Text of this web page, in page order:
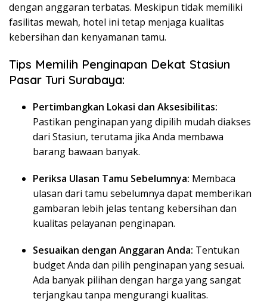
dengan anggaran terbatas. Meskipun tidak memiliki
fasilitas mewah, hotel ini tetap menjaga kualitas
kebersihan dan kenyamanan tamu.
Tips Memilih Penginapan Dekat Stasiun
Pasar Turi Surabaya:
Pertimbangkan Lokasi dan Aksesibilitas:
Pastikan penginapan yang dipilih mudah diakses
dari Stasiun, terutama jika Anda membawa
barang bawaan banyak.
Periksa Ulasan Tamu Sebelumnya: Membaca
ulasan dari tamu sebelumnya dapat memberikan
gambaran lebih jelas tentang kebersihan dan
kualitas pelayanan penginapan.
Sesuaikan dengan Anggaran Anda: Tentukan
budget Anda dan pilih penginapan yang sesuai.
Ada banyak pilihan dengan harga yang sangat
terjangkau tanpa mengurangi kualitas.